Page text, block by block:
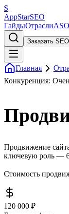
S
AppStarSEO
ГайдыОтраслиASO
Заказать SEO
Главная
Конкуренция:
Продвижение
ключевую роль —
Стоимость
120 000 ₽